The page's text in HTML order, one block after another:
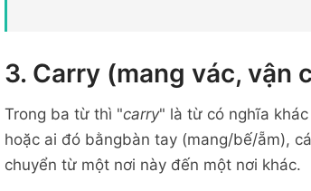
3. Carry (mang vác, vận
Trong ba từ thì "carry" là từ có nghĩa
hoặc ai đó bằngbàn tay (mang/bế/ẵm),
chuyển từ một nơi này đến một nơi khác.